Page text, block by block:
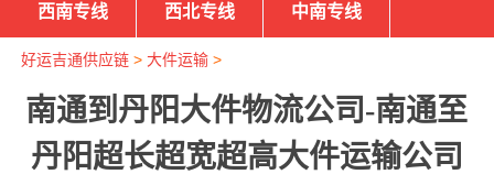
西南专线 西北专线 中南专线
好运吉通供应链> 大件运输>
南通到丹阳大件物流公司-南通至
丹阳超长超宽超高大件运输公司